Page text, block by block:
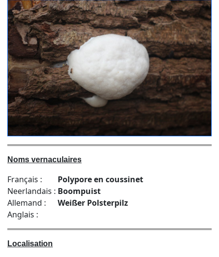
Noms vernaculaires
Français :
Polypore en coussinet
Neerlandais : Boompuist
Allemand :
Weißer Polsterpilz
Anglais :
Localisation